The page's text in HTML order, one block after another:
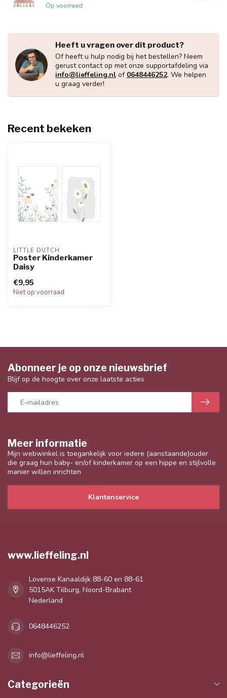
Op voorraad
Heeft u vragen over dit product?
Of heeft u hulp nodig bij het bestellen? Neem
gerust contact op met onze supportafdeling via
info@lieffeling.nl of 0648446252. We helpen
u graag verder!
Recent bekeken
LITTLE DUTCH
Poster Kinderkamer
Daisy
€9,95
Niet op voorraad
Meer informatie
Mijn webwinkel is toegankelijk voor iedere (aanstaande)ouder
die graag hun baby- en/of kinderkamer op een hippe en stijlvolle
manier willen inrichten
Klantenservice
Abonneer je op onze nieuwsbrief
Blijf op de hoogte over onze laatste acties
www.lieffeling.nl
Lovense Kanaaldijk 88-60 en 88-61
5015AK Tilburg, Noord-Brabant
Nederland
0648446252
info@lieffeling.nl
Categorieën